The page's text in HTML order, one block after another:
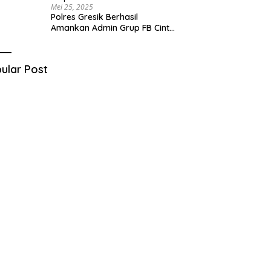
Mei 25, 2025
Polres Gresik Berhasil
Amankan Admin Grup FB Cinta
Post